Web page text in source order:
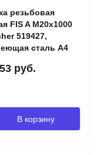
резьбовая
FIS A M20х1000
519427,
сталь А4
руб.
В корзину